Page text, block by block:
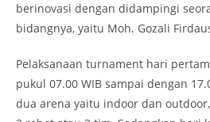
berinovasi dengan didampingi
bidangnya, yaitu Moh. Gozali
Pelaksanaan turnament hari
pukul 07.00 WIB sampai dengan
dua arena yaitu indoor dan